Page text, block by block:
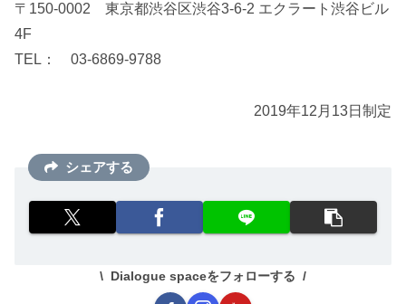
〒150-0002 東京都渋谷区渋谷3-6-2 エクラート渋谷ビル
4F
TEL： 03-6869-9788
2019年12月13日制定
シェアする
Dialogue spaceをフォローする